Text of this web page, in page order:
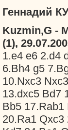
Геннадий
Kuzmin,G -
(1),
1.e4 e6 2.d4
6.Bh4 g5
10.Nxc3
13.dxc5 Bd7
Bb5 17.Rab1
20.Ra1 Qxc3